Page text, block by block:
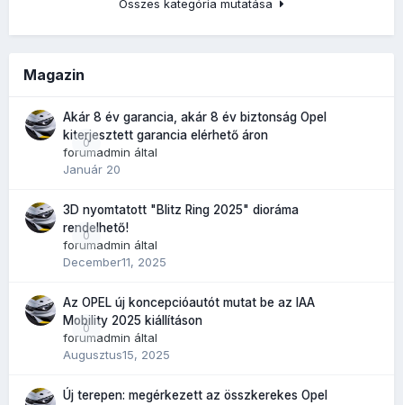
Összes kategória mutatása
Magazin
0
Akár 8 év garancia, akár 8 év biztonság Opel
kiterjesztett garancia elérhető áron
forumadmin által
Január 20
0
3D nyomtatott "Blitz Ring 2025" dioráma
rendelhető!
forumadmin által
December11, 2025
0
Az OPEL új koncepcióautót mutat be az IAA
Mobility 2025 kiállításon
forumadmin által
Augusztus15, 2025
Új terepen: megérkezett az összkerekes Opel